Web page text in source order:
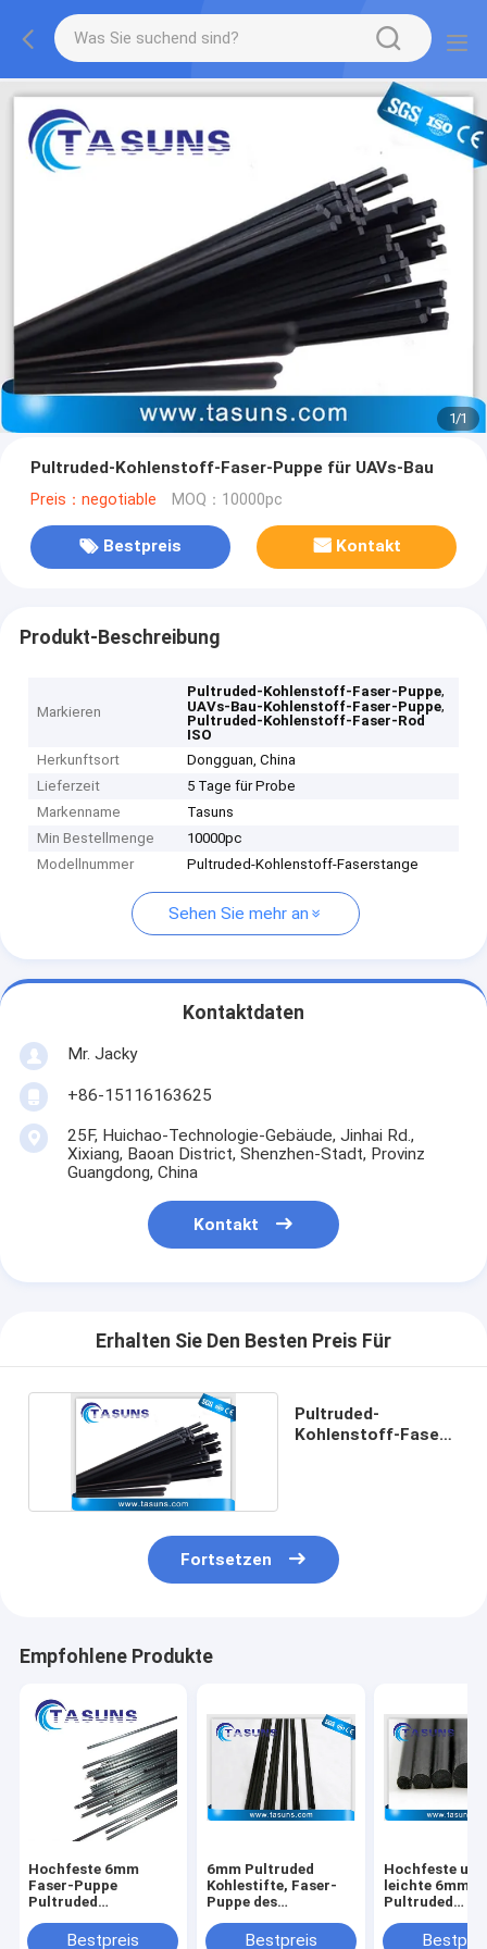
1/1
Pultruded-Kohlenstoff-Faser-Puppe für UAVs-Bau
Preis：negotiable MOQ：10000pc
Bestpreis Kontakt
Produkt-Beschreibung
Markieren
Pultruded-Kohlenstoff-Faser-Puppe,
UAVs-Bau-Kohlenstoff-Faser-Puppe,
Pultruded-Kohlenstoff-Faser-Rod
ISO
Herkunftsort
Dongguan, China
Lieferzeit
5 Tage für Probe
Markenname
Tasuns
Min Bestellmenge
10000pc
Modellnummer
Pultruded-Kohlenstoff-Faserstange
Sehen Sie mehr an
Kontaktdaten
Mr. Jacky
+86-15116163625
25F, Huichao-Technologie-Gebäude, Jinhai Rd.,
Xixiang, Baoan District, Shenzhen-Stadt, Provinz
Guangdong, China
Kontakt
Erhalten Sie Den Besten Preis Für
Pultruded-
Kohlenstoff-Faser-
Fortsetzen
Empfohlene Produkte
Hochfeste 6mm
Faser-Puppe
Pultruded
Bestpreis
6mm Pultruded
Kohlestifte, Faser-
Puppe des
Bestpreis
Hochfeste und
leichte 6mm
Pultruded
Aerospace